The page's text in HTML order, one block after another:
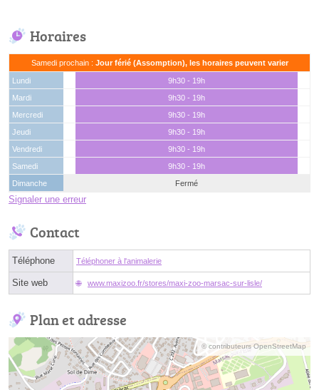
Horaires
Samedi prochain : Jour férié (Assomption), les horaires peuvent varier
Lundi
9h30 - 19h
Mardi
9h30 - 19h
Mercredi
9h30 - 19h
Jeudi
9h30 - 19h
Vendredi
9h30 - 19h
Samedi
9h30 - 19h
Dimanche
Fermé
Signaler une erreur
Contact
Téléphone Téléphoner à l'animalerie
Site web www.maxizoo.fr/stores/maxi-zoo-marsac-sur-lisle/
Plan et adresse
© contributeurs OpenStreetMap